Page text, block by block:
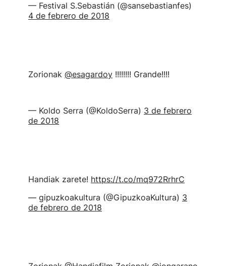
— Festival S.Sebastián (@sansebastianfes)
4 de febrero de 2018
Zorionak @esagardoy !!!!!!!! Grande!!!!
— Koldo Serra (@KoldoSerra) 3 de febrero
de 2018
Handiak zarete! https://t.co/mq972RrhrC
— gipuzkoakultura (@GipuzkoaKultura) 3
de febrero de 2018